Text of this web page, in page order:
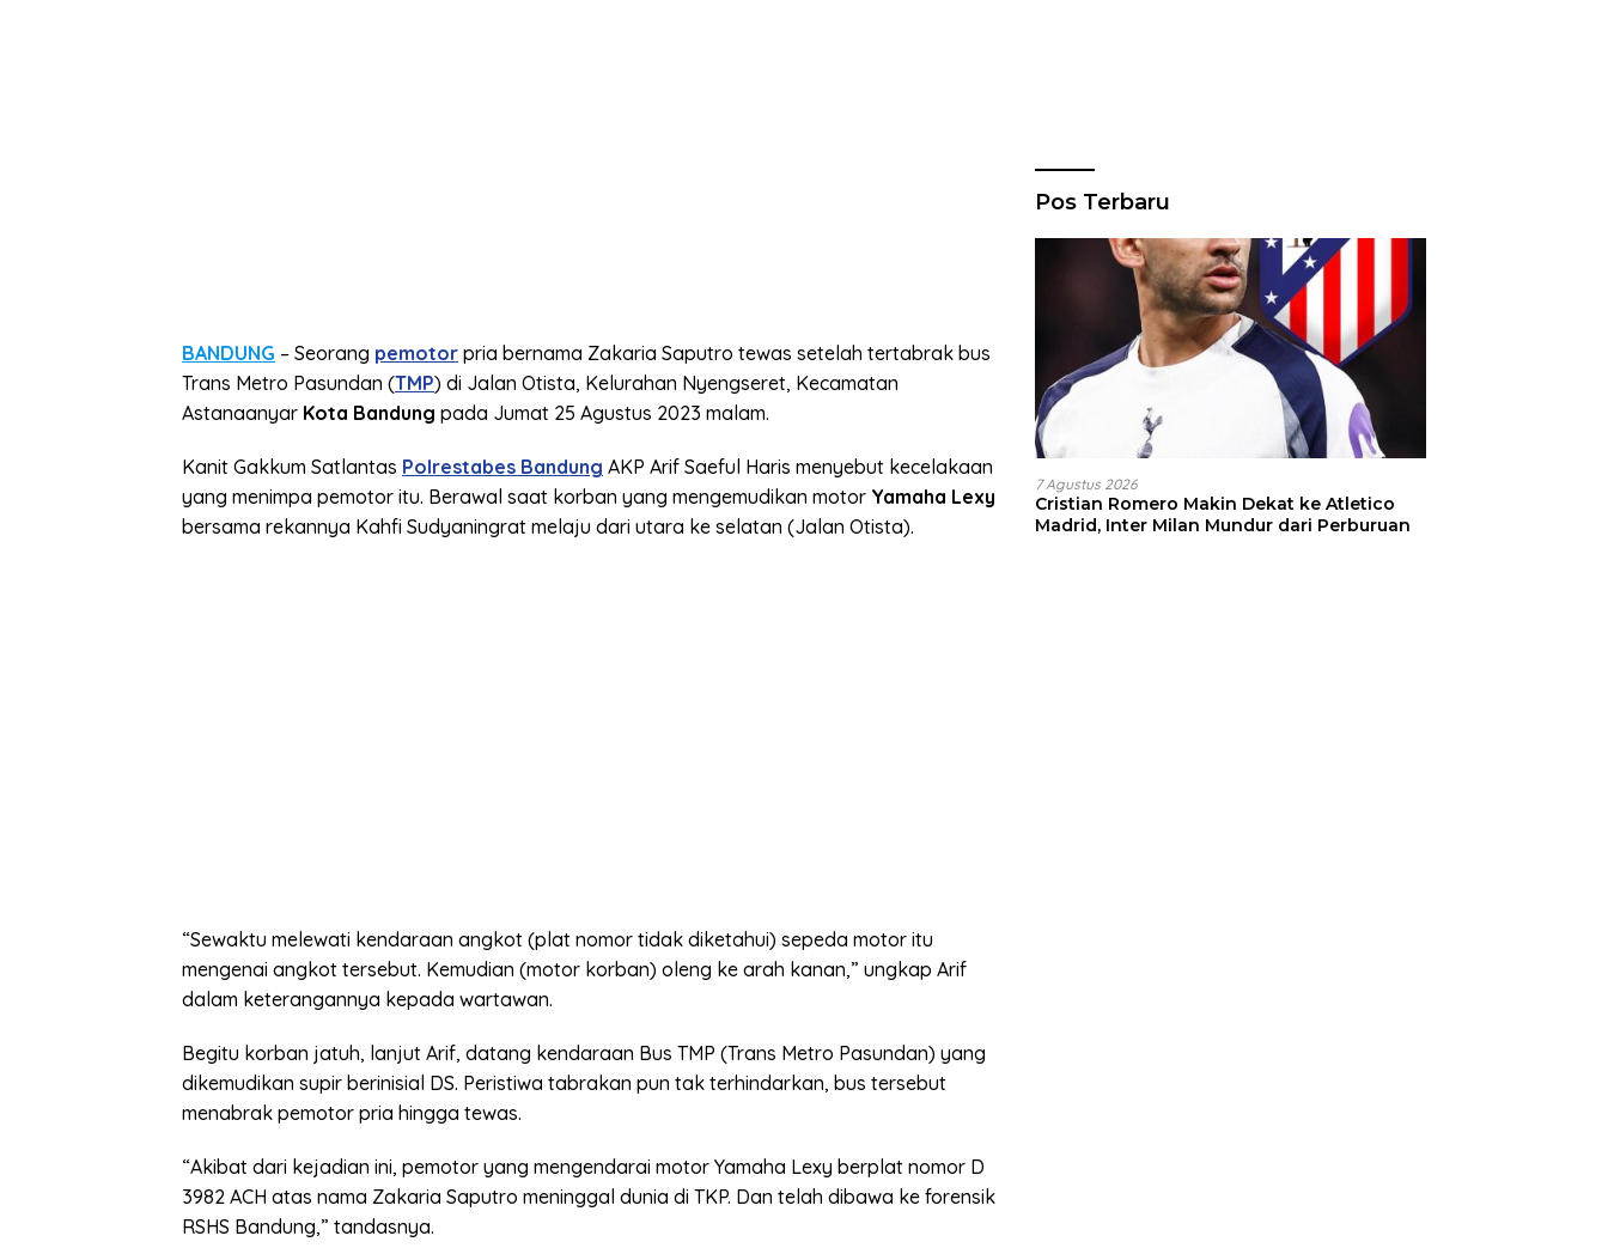
BANDUNG – Seorang pemotor pria bernama Zakaria Saputro tewas setelah tertabrak bus
Trans Metro Pasundan (TMP) di Jalan Otista, Kelurahan Nyengseret, Kecamatan
Astanaanyar Kota Bandung pada Jumat 25 Agustus 2023 malam.
Kanit Gakkum Satlantas Polrestabes Bandung AKP Arif Saeful Haris menyebut kecelakaan
yang menimpa pemotor itu. Berawal saat korban yang mengemudikan motor Yamaha Lexy
bersama rekannya Kahfi Sudyaningrat melaju dari utara ke selatan (Jalan Otista).
“Sewaktu melewati kendaraan angkot (plat nomor tidak diketahui) sepeda motor itu
mengenai angkot tersebut. Kemudian (motor korban) oleng ke arah kanan,” ungkap Arif
dalam keterangannya kepada wartawan.
Begitu korban jatuh, lanjut Arif, datang kendaraan Bus TMP (Trans Metro Pasundan) yang
dikemudikan supir berinisial DS. Peristiwa tabrakan pun tak terhindarkan, bus tersebut
menabrak pemotor pria hingga tewas.
“Akibat dari kejadian ini, pemotor yang mengendarai motor Yamaha Lexy berplat nomor D
3982 ACH atas nama Zakaria Saputro meninggal dunia di TKP. Dan telah dibawa ke forensik
RSHS Bandung,” tandasnya.
Pos Terbaru
7 Agustus 2026
Cristian Romero Makin Dekat ke Atletico
Madrid, Inter Milan Mundur dari Perburuan